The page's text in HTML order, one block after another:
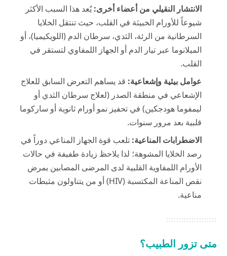
الانتشار النقيلي من أعضاء أخرى:يُعد هذا السبب الأكثر
شيوعاً للأورام الخبيثة في القلب، حيث تنتقل الخلايا
السرطانية من الرئة، الثدي، سرطان الدم (اللويكيميا)، أو
الميلانوما عبر تيار الدم أو الجهاز اللمفاوي لتستقر في
القلب.
عوامل بيئية وإشعاعية: قد يساهم التعرض السابق للعلاج
الإشعاعي في منطقة الصدر (لعلاج سرطان الثدي أو
ليمفوما هودجكين) في تحفيز نمو أورام ثانوية أو ساركوما
قلبية بعد مرور سنوات.
الاضطرابات المناعية: تلعب قوة الجهاز المناعي دوراً في
رصد الخلايا المشوهة؛ لذا يلاحظ زيادة طفيفة في حالات
الأورام اللمفاوية القلبية لدى المرضى المصابين بمرض
نقص المناعة المكتسبة (HIV) أو من يتناولون مثبطات
مناعية.
متى تزور الطبيب؟